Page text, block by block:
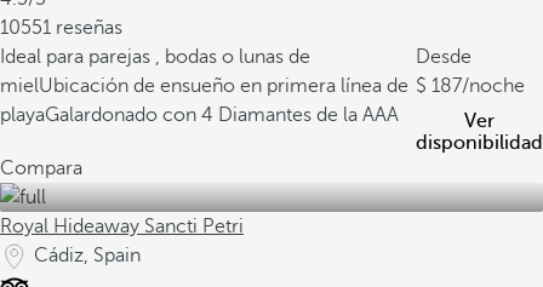
10551 reseñas
Ideal para parejas , bodas o lunas de
mielUbicación de ensueño en primera línea de
playaGalardonado con 4 Diamantes de la AAA
Desde
187/noche
Ver
disponibilidad
Compara
Royal Hideaway Sancti Petri
Cádiz, Spain